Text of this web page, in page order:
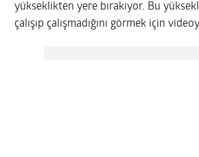
yükseklikten yere bırakıyor. Bu
çalışıp çalışmadığını görmek için